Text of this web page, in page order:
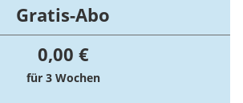
Gratis-Abo
0,00 €
für 3 Wochen